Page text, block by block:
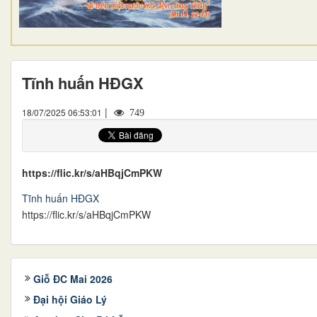
Tĩnh huấn HĐGX
18/07/2025 06:53:01 | 749
https://flic.kr/s/aHBqjCmPKW
Tĩnh huấn HĐGX
https://flic.kr/s/aHBqjCmPKW
Giỗ ĐC Mai 2026
Đại hội Giáo Lý